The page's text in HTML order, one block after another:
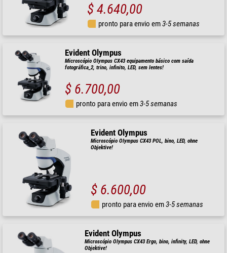
$ 4.640,00
pronto para envio em3-5 semanas
Evident Olympus
Microscópio Olympus CX43 equipamento básico com saída
fotográfica_2, trino, infinito, LED, sem lentes!
$ 6.700,00
pronto para envio em3-5 semanas
Evident Olympus
Microscópio Olympus CX43 POL, bino, LED, ohne
Objektive!
$ 6.600,00
pronto para envio em3-5 semanas
Evident Olympus
Microscópio Olympus CX43 Ergo, bino, infinity, LED, ohne
Objektive!